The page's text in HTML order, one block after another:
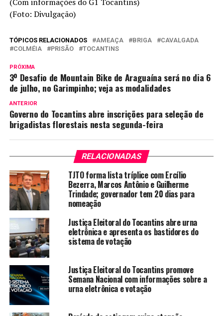
(Com informações do G1 Tocantins)
(Foto: Divulgação)
TÓPICOS RELACIONADOS AMEAÇA BRIGA
CAVALGADA
COLMÉIA
PRISÃO TOCANTINS
PRÓXIMA
3º Desafio de Mountain Bike de Araguaína será no dia 6
de julho, no Garimpinho; veja as modalidades
ANTERIOR
Governo do Tocantins abre inscrições para seleção de
brigadistas florestais nesta segunda-feira
RELACIONADAS
TJTO forma lista tríplice com Ercílio
Bezerra, Marcos Antônio e Guilherme
Trindade; governador tem 20 dias para
nomeação
Justiça Eleitoral do Tocantins abre urna
eletrônica e apresenta os bastidores do
sistema de votação
Justiça Eleitoral do Tocantins promove
Semana Nacional com informações sobre a
urna eletrônica e votação